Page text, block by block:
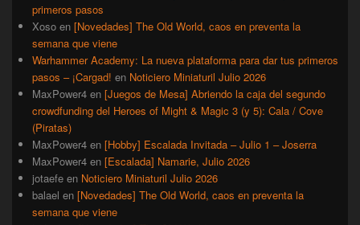
primeros pasos
Xoso en [Novedades] The Old World, caos en preventa la
semana que viene
Warhammer Academy: La nueva plataforma para dar tus primeros
pasos – ¡Cargad! en Noticiero Miniaturil Julio 2026
MaxPower4 en [Juegos de Mesa] Abriendo la caja del segundo
crowdfunding del Heroes of Might & Magic 3 (y 5): Cala / Cove
(Piratas)
MaxPower4 en [Hobby] Escalada Invitada – Julio 1 – Joserra
MaxPower4 en [Escalada] Namarie, Julio 2026
jotaefe en Noticiero Miniaturil Julio 2026
balael en [Novedades] The Old World, caos en preventa la
semana que viene